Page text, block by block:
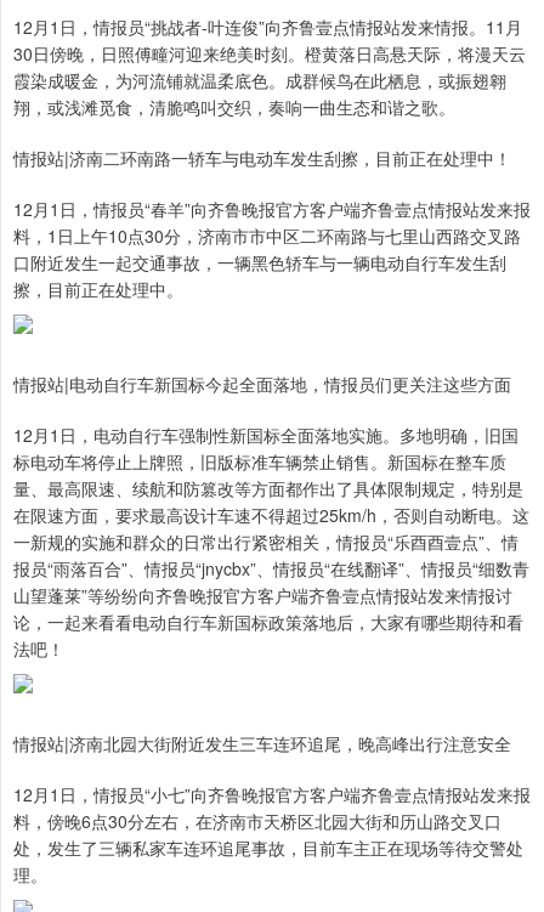
12月1日，情报员“挑战者-叶连俊”向齐鲁壹点情报站发来情报。11月
30日傍晚，日照傅疃河迎来绝美时刻。橙黄落日高悬天际，将漫天云
霞染成暖金，为河流铺就温柔底色。成群候鸟在此栖息，或振翅翱
翔，或浅滩觅食，清脆鸣叫交织，奏响一曲生态和谐之歌。
情报站|济南二环南路一轿车与电动车发生刮擦，目前正在处理中！
12月1日，情报员“春羊”向齐鲁晚报官方客户端齐鲁壹点情报站发来报
料，1日上午10点30分，济南市市中区二环南路与七里山西路交叉路
口附近发生一起交通事故，一辆黑色轿车与一辆电动自行车发生刮
擦，目前正在处理中。
情报站|电动自行车新国标今起全面落地，情报员们更关注这些方面
12月1日，电动自行车强制性新国标全面落地实施。多地明确，旧国
标电动车将停止上牌照，旧版标准车辆禁止销售。新国标在整车质
量、最高限速、续航和防篡改等方面都作出了具体限制规定，特别是
在限速方面，要求最高设计车速不得超过25km/h，否则自动断电。这
一新规的实施和群众的日常出行紧密相关，情报员“乐酉酉壹点”、情
报员“雨落百合”、情报员“jnycbx”、情报员“在线翻译”、情报员“细数青
山望蓬莱”等纷纷向齐鲁晚报官方客户端齐鲁壹点情报站发来情报讨
论，一起来看看电动自行车新国标政策落地后，大家有哪些期待和看
法吧！
情报站|济南北园大街附近发生三车连环追尾，晚高峰出行注意安全
12月1日，情报员“小七”向齐鲁晚报官方客户端齐鲁壹点情报站发来报
料，傍晚6点30分左右，在济南市天桥区北园大街和历山路交叉口
处，发生了三辆私家车连环追尾事故，目前车主正在现场等待交警处
理。